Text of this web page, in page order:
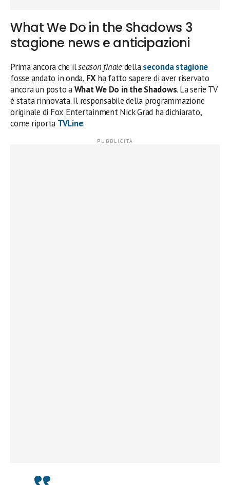
What We Do in the Shadows 3
stagione news e anticipazioni
Prima ancora che ilseason finaledellaseconda stagione
fosse andato in onda, FX ha fatto sapere di aver riservato
ancora un posto aWhat We Do in the Shadows. La serie TV
è stata rinnovata. Il responsabile della programmazione
originale di Fox Entertainment Nick Grad ha dichiarato,
come riporta TVLine: